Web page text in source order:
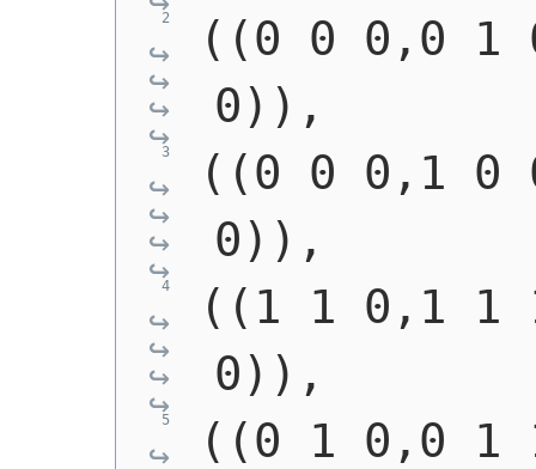
((0 0 0,0 1
0)),
((0 0 0,1 0
0)),
((1 1 0,1 1
0)),
((0 1 0,0 1